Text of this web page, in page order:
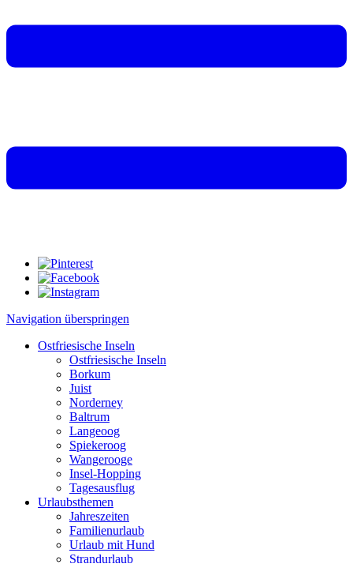
Navigation überspringen
Ostfriesische Inseln
Ostfriesische Inseln
Borkum
Juist
Norderney
Baltrum
Langeoog
Spiekeroog
Wangerooge
Insel-Hopping
Tagesausflug
Urlaubsthemen
Jahreszeiten
Familienurlaub
Urlaub mit Hund
Strandurlaub